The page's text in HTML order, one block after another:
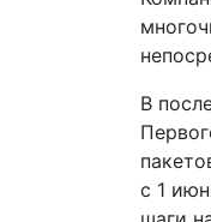
В
с 1